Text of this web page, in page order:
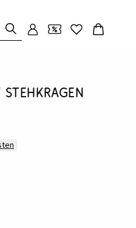
Stehkragen